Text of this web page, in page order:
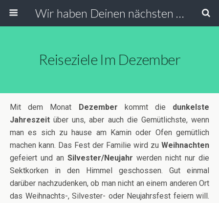
Wir haben Deinen nächsten Urlaub
Reiseziele Im Dezember
Mit dem Monat Dezember kommt die dunkelste
Jahreszeit über uns, aber auch die Gemütlichste, wenn
man es sich zu hause am Kamin oder Ofen gemütlich
machen kann. Das Fest der Familie wird zu Weihnachten
gefeiert und an Silvester/Neujahr werden nicht nur die
Sektkorken in den Himmel geschossen. Gut einmal
darüber nachzudenken, ob man nicht an einem anderen Ort
das Weihnachts-, Silvester- oder Neujahrsfest feiern will.